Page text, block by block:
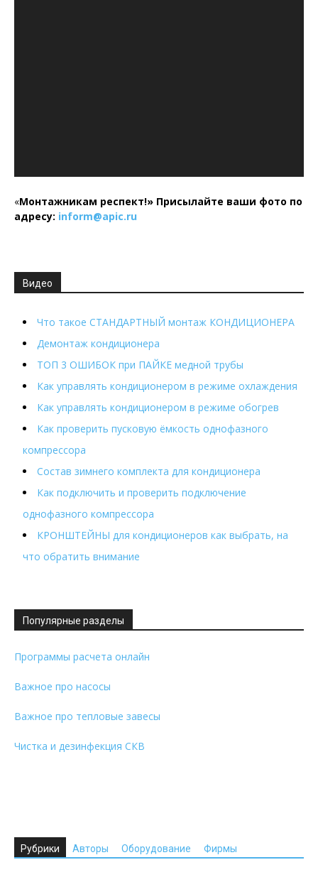
«Монтажникам респект!» Присылайте ваши фото по
адресу: inform@apic.ru
Видео
Что такое СТАНДАРТНЫЙ монтаж КОНДИЦИОНЕРА
Демонтаж кондиционера
ТОП 3 ОШИБОК при ПАЙКЕ медной трубы
Как управлять кондиционером в режиме охлаждения
Как управлять кондиционером в режиме обогрев
Как проверить пусковую ёмкость однофазного
компрессора
Состав зимнего комплекта для кондиционера
Как подключить и проверить подключение
однофазного компрессора
КРОНШТЕЙНЫ для кондиционеров как выбрать, на
что обратить внимание
Популярные разделы
Программы расчета онлайн
Важное про насосы
Важное про тепловые завесы
Чистка и дезинфекция СКВ
Рубрики Авторы Оборудование Фирмы